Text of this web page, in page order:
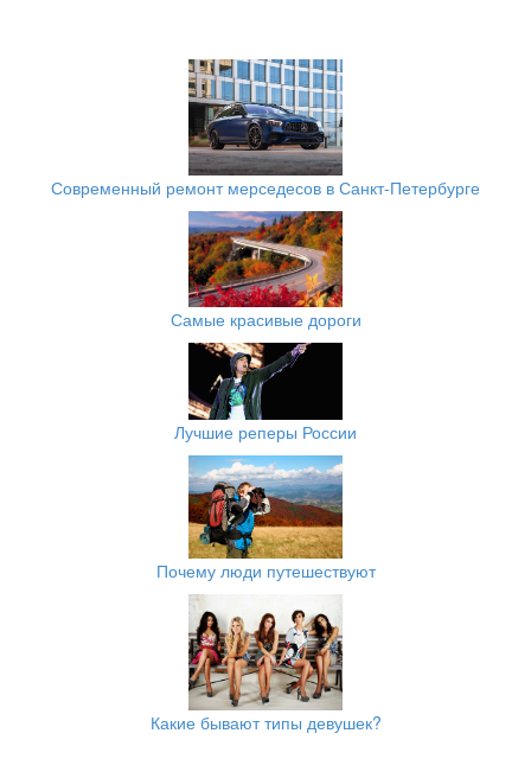
Современный ремонт мерседесов в Санкт-Петербурге
Самые красивые дороги
Лучшие реперы России
Почему люди путешествуют
Какие бывают типы девушек?